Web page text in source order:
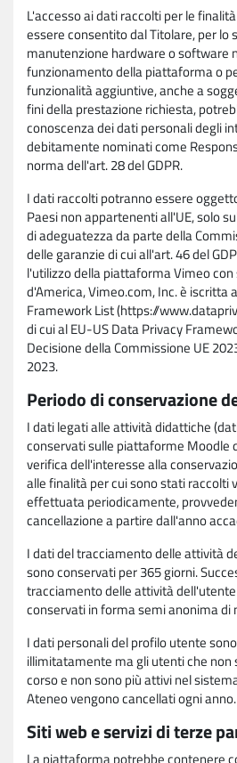
L'accesso ai dati raccolti per le
essere consentito dal Titolare, per lo
manutenzione hardware o software
funzionamento della piattaforma o
funzionalità aggiuntive, anche a
fini della prestazione richiesta,
conoscenza dei dati personali degli
debitamente nominati come
norma dell'art. 28 del GDPR.
I dati raccolti potranno essere
Paesi non appartenenti all'UE, solo
di adeguatezza da parte della
delle garanzie di cui all'art. 46 del
l'utilizzo della piattaforma Vimeo
d'America, Vimeo.com, Inc. è iscritta
Framework List (https://
di cui al EU-US Data Privacy
Decisione della Commissione UE
2023.
Periodo di conservazione
I dati legati alle attività didattiche
conservati sulle piattaforme Moodle
verifica dell'interesse alla
alle finalità per cui sono stati raccolti
effettuata periodicamente,
cancellazione a partire dall'anno
I dati del tracciamento delle attività
sono conservati per 365 giorni.
tracciamento delle attività
conservati in forma semi anonima di
I dati personali del profilo utente
illimitatamente ma gli utenti che non
corso e non sono più attivi nel
Ateneo vengono cancellati ogni anno.
Siti web e servizi di terze
La piattaforma potrebbe contenere